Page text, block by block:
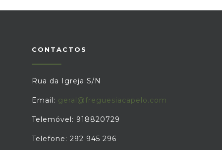
CONTACTOS
Rua da Igreja S/N
Email: geral@freguesiacapelo.com
Telemóvel: 918820729
Telefone: 292 945 296